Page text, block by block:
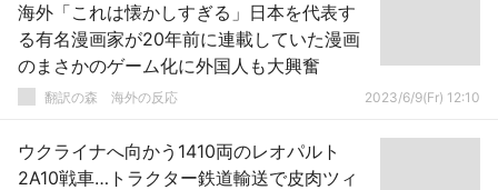
海外「これは懐かしすぎる」日本を代表す
る有名漫画家が20年前に連載していた漫画
のまさかのゲーム化に外国人も大興奮
翻訳の森 海外の反応 2023/6/9(Fr) 12:10
ウクライナへ向かう1410両のレオパルト
2A10戦車…トラクター鉄道輸送で皮肉ツィ